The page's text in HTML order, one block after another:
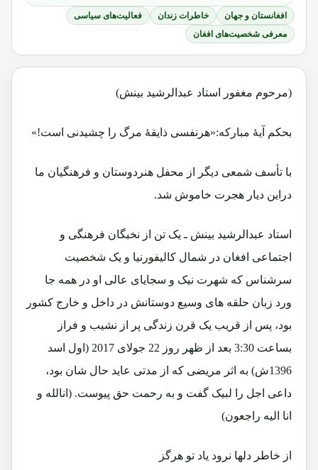
افغانستان و جهان خاطرات زندان
فعالیت‌های سیاسی
معرفی شخصیت‌های افغان
(مرحوم مغفور استاد عبدالرشید بینش)
بحکم آیۀ مبارکه:«هرنفسی ذایقۀ مرگ را چشیدنی است!»
با تأسف شمعی دیگر از محفل هنردوستان و فرهنگیان ما
دراین دیار هجرت خاموش شد.
استاد عبدالرشید بینش ـ یک تن از نخبگان فرهنگی و
اجتماعی افغان در شمال کالیفورنیا و یک شخصیت
سرشناس که شهرت نیک و سجایای عالی او در همه جا
ورد زبان حلقه های وسیع دوستانش در داخل و خارج کشور
بود، پس از قریب یک قرن زندگی پر از نشیب و فراز
بساعت 3:30 بعد از ظهر روز 22 جولای 2017 (اول اسد
1396ش) به اثر مریضی که از مدتی عاید حال شان بود،
داعی اجل را لبیک گفت و به رحمت حق پیوست. (انالله و
انا الیه راجعون)
از خاطر دلها نرود یاد تو هرگز